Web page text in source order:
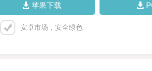
苹果下载
安卓市场，安全绿色